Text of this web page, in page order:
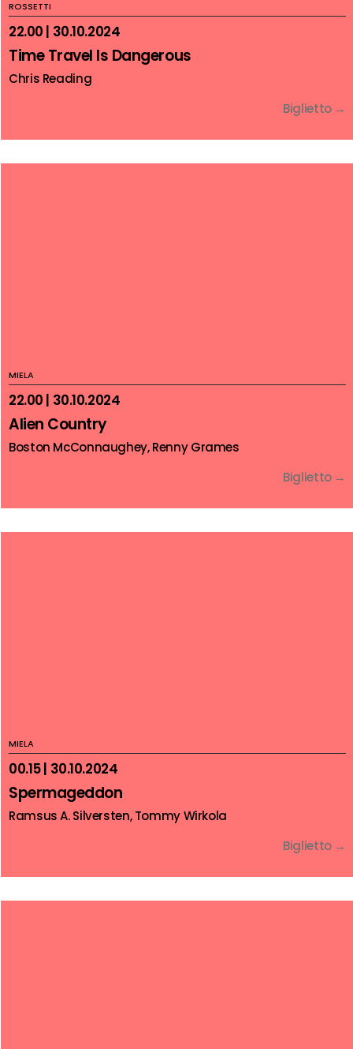
ROSSETTI
22.00 | 30.10.2024
Time Travel Is Dangerous
Chris Reading
Biglietto →
MIELA
22.00 | 30.10.2024
Alien Country
Boston McConnaughey, Renny Grames
Biglietto →
MIELA
00.15 | 30.10.2024
Spermageddon
Ramsus A. Silversten, Tommy Wirkola
Biglietto →